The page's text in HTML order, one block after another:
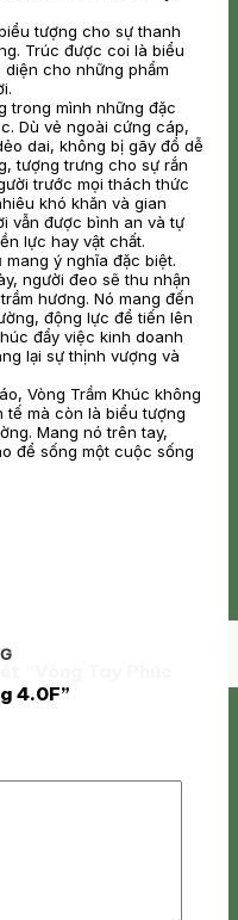
tượng cho sự thanh
Trúc được coi là biểu
cho những phẩm
trong mình những đặc
Dù vẻ ngoài cứng cáp,
dai, không bị gãy đổ dễ
tượng trưng cho sự rắn
trước mọi thách thức
khó khăn và gian
vẫn được bình an và tự
lực hay vật chất.
ý nghĩa đặc biệt.
người đeo sẽ thu nhận
hương. Nó mang đến
động lực để tiến lên
đẩy việc kinh doanh
lại sự thịnh vượng và
Vòng Trầm Khúc không
tế mà còn là biểu tượng
Mang nó trên tay,
để sống một cuộc sống
4.0F”